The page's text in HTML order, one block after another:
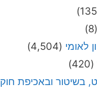
(8)
לאומי (4,504)
(420)
בשיטור ובאכיפת חוק